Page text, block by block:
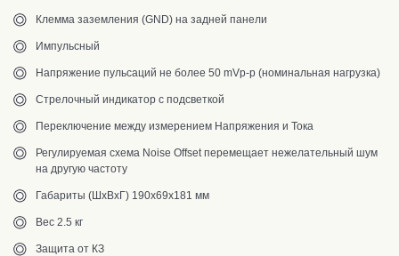
Клемма заземления (GND) на задней панели
Импульсный
Напряжение пульсаций не более 50 mVp-p (номинальная нагрузка)
Стрелочный индикатор с подсветкой
Переключение между измерением Напряжения и Тока
Регулируемая схема Noise Offset перемещает нежелательный шум
на другую частоту
Габариты (ШхВхГ) 190х69х181 мм
Вес 2.5 кг
Защита от КЗ